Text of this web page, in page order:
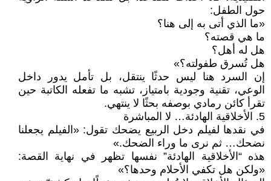
حول الطفل:
«ما الذي أتى به إلى هنا؟
ما هي قصته؟
هل له أهل؟
هل تُسرق طفولته؟»
إن السرد هنا ليس حدثًا ينتقل، بل تأمل يدور داخل
الوعي، تقنية وجودية بامتياز، تشبه ما تفعله الكاتبة حين
تقرأ كائن رمادي بوصفه بحثًا لا ينتهي.
5. الأخلاقية الهادئة… لا المباشرة
في نقدها لفيلم دخل الربيع يضحك تقول: «الفيلم يجعلنا
نضحك… ثم نرى ما وراء الضحك.»
هذه “الأخلاقية الهادئة” نفسها تظهر في نهاية القصة:
«ولكن هل تكفي الأحلام وحدها؟»